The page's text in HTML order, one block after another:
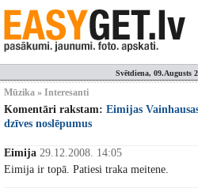
Svētdiena, 09.Augusts
Mūzika » Interesanti
Komentāri rakstam: Eimijas
dzīves noslēpumus
Eimija 29.12.2008. 14:05
Eimija ir topā. Patiesi traka meitene.